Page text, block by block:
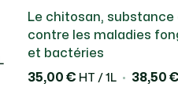
Les substances de
naturelles, ayant
bactéricide sur les
l’utilisateur et
Le chitosan, substance
contre les maladies
et bactéries
35,00 € HT / 1L 38,50 €